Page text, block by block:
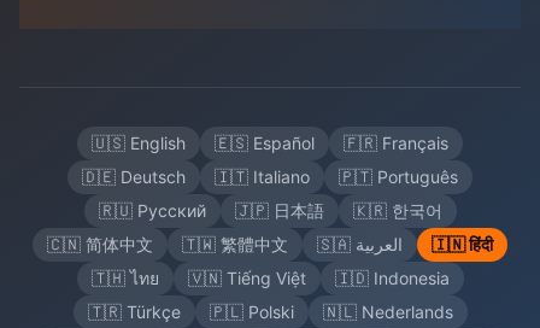
🇺🇸 English 🇪🇸 Español
🇫🇷 Français
🇩🇪 Deutsch
🇮🇹 Italiano
🇵🇹 Português
🇷🇺 Русский
🇯🇵 日本語
🇰🇷 한국어
🇨🇳 简体中文
🇹🇼 繁體中文 🇸🇦 العربية
🇮🇳 हिंदी
🇹🇭 ไทย
🇻🇳 Tiếng Việt
🇮🇩 Indonesia
🇹🇷 Türkçe
🇵🇱 Polski
🇳🇱 Nederlands